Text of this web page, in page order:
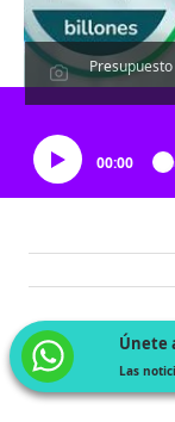
00:00
Únete
Las